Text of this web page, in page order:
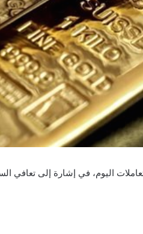
اليوم، في إشارة إلى تعافي